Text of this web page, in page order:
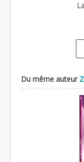
Du même auteur